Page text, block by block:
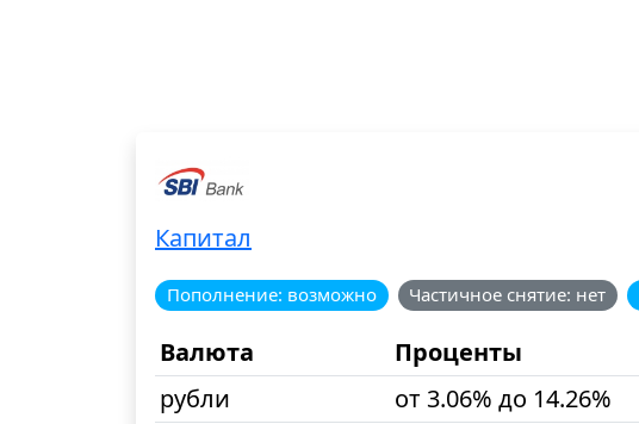
Капитал
Пополнение: возможно Частичное снятие: нет
Валюта Проценты
рубли
от 3.06% до 14.26%